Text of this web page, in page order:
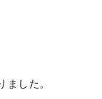
ました。